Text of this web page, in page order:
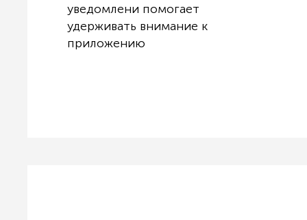
уведомлени помогает
удерживать внимание к
приложению